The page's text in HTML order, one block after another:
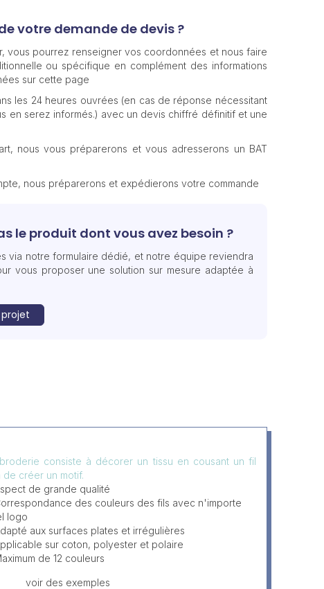
votre demande de devis ?
vous pourrez renseigner vos coordonnées et nous faire
ou spécifique en complément des informations
sur cette page
les 24 heures ouvrées (en cas de réponse nécessitant
en serez informés.) avec un devis chiffré définitif et une
nous vous préparerons et vous adresserons un BAT
nous préparerons et expédierons votre commande
le produit dont vous avez besoin ?
via notre formulaire dédié, et notre équipe reviendra
vous proposer une solution sur mesure adaptée à
consiste à décorer un tissu en cousant un fil
de créer un motif.
de grande qualité
des couleurs des fils avec n'importe
logo
aux surfaces plates et irrégulières
sur coton, polyester et polaire
de 12 couleurs
voir des exemples